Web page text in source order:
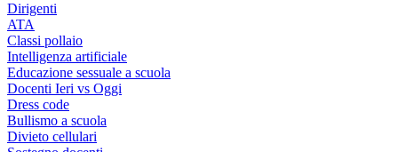
Dirigenti
ATA
Classi pollaio
Intelligenza artificiale
Educazione sessuale a scuola
Docenti Ieri vs Oggi
Dress code
Bullismo a scuola
Divieto cellulari